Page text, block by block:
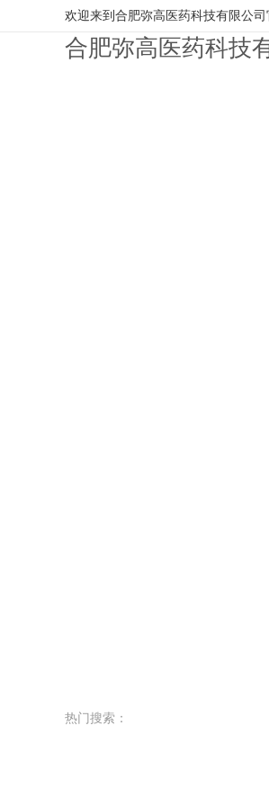
欢迎来到合肥弥高医药科技有限公司
合肥弥高医药科技
热门搜索：